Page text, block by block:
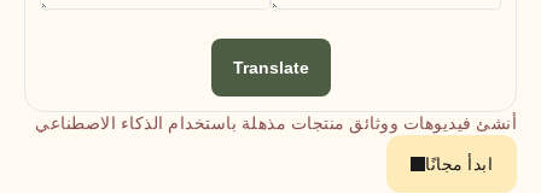
أنشئ فيديوهات ووثائق منتجات مذهلة باستخدام الذكاء الاصطناعي
ابدأ مجانًا
Translate
التسعير
الوظائف